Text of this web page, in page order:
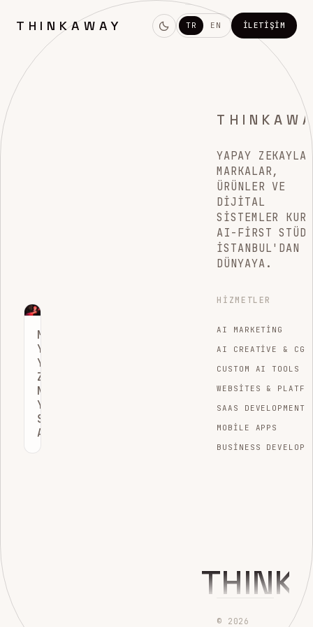
THINKAWAY TR EN İLETIŞIM
MÜŞTERI
YOLCULUĞUNDA
YAPAY
ZEKA:
NBE
YAKLAŞIMIYLA
SATIŞLARI
ARTIRIN
YAPAY ZEKAYLA
MARKALAR,
ÜRÜNLER VE
DIJITAL
SISTEMLER
AI-FIRST
İSTANBUL'DAN
DÜNYAYA.
HIZMETLER
AI MARKETING
AI CREATIVE & CGI
CUSTOM AI TOOLS
WEBSITES &
SAAS DEVELOPMENT
MOBILE APPS
BUSINESS
© 2026